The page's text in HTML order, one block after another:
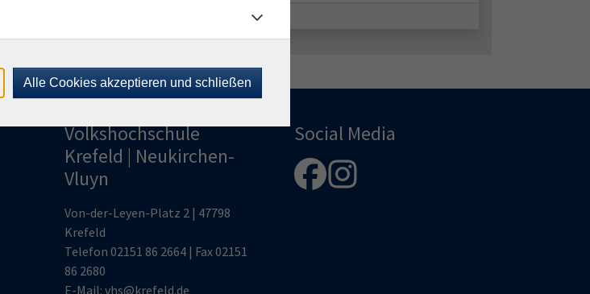
Volkshochschule
Krefeld | Neukirchen-
Vluyn
Von-der-Leyen-Platz 2 | 47798
Krefeld
Telefon 02151 86 2664 | Fax 02151
86 2680
E-Mail: vhs@krefeld.de
Social Media
Alle Cookies akzeptieren und schließen